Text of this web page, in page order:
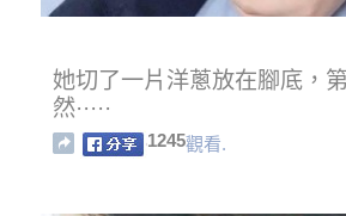
她切了一片洋蔥放在腳底，
然·····
1245觀看.